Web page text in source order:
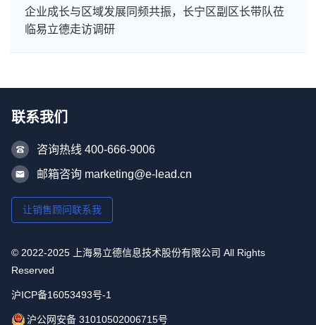
企业成长与区域发展同频共振，长宁区副区长带队莅
临易立德走访调研
联系我们
咨询热线 400-666-9006
邮箱咨询 marketing@e-lead.cn
让销售顾问联系我
© 2022-2025 上海易立德信息技术股份有限公司 All Rights
Reserved
沪ICP备16053493号-1
沪公网安备 31010502006715号